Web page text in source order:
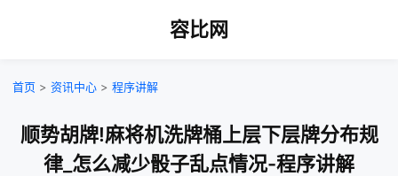
容比网
首页 > 资讯中心 > 程序讲解
顺势胡牌!麻将机洗牌桶上层下层牌分布规
律_怎么减少骰子乱点情况-程序讲解